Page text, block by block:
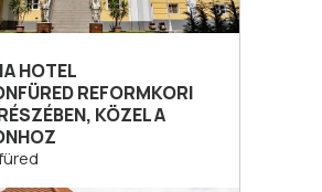
HOTEL
REFORMKORI
KÖZEL A